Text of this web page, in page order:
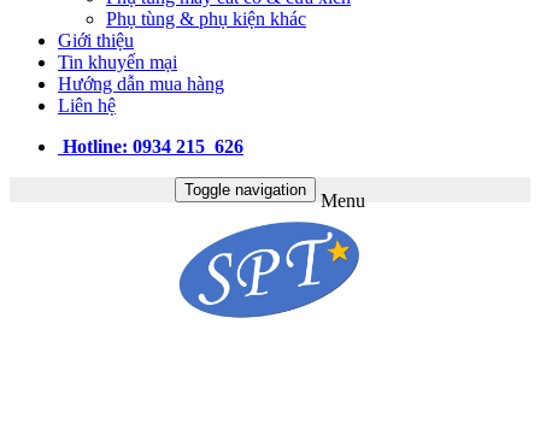
Phụ tùng & phụ kiện khác
Giới thiệu
Tin khuyến mại
Hướng dẫn mua hàng
Liên hệ
Hotline: 0934 215 626
Toggle navigation
Menu